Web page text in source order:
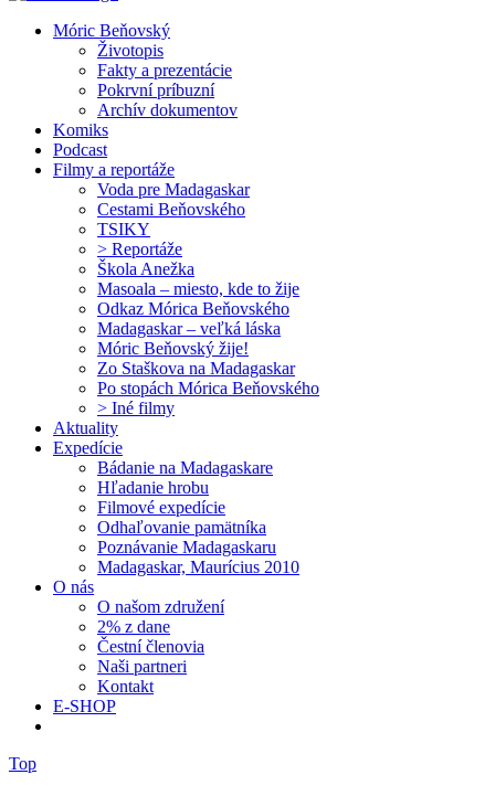
Móric Beňovský
Životopis
Fakty a prezentácie
Pokrvní príbuzní
Archív dokumentov
Komiks
Podcast
Filmy a reportáže
Voda pre Madagaskar
Cestami Beňovského
TSIKY
> Reportáže
Škola Anežka
Masoala – miesto, kde to žije
Odkaz Mórica Beňovského
Madagaskar – veľká láska
Móric Beňovský žije!
Zo Staškova na Madagaskar
Po stopách Mórica Beňovského
> Iné filmy
Aktuality
Expedície
Bádanie na Madagaskare
Hľadanie hrobu
Filmové expedície
Odhaľovanie pamätníka
Poznávanie Madagaskaru
Madagaskar, Maurícius 2010
O nás
O našom združení
2% z dane
Čestní členovia
Naši partneri
Kontakt
E-SHOP
Top